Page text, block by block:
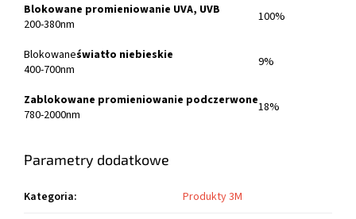
Blokowane promieniowanie UVA, UVB
200-380nm
100%
Blokowaneświatło niebieskie
400-700nm
9%
Zablokowane promieniowanie podczerwone
780-2000nm
18%
Parametry dodatkowe
Kategoria:
Produkty 3M